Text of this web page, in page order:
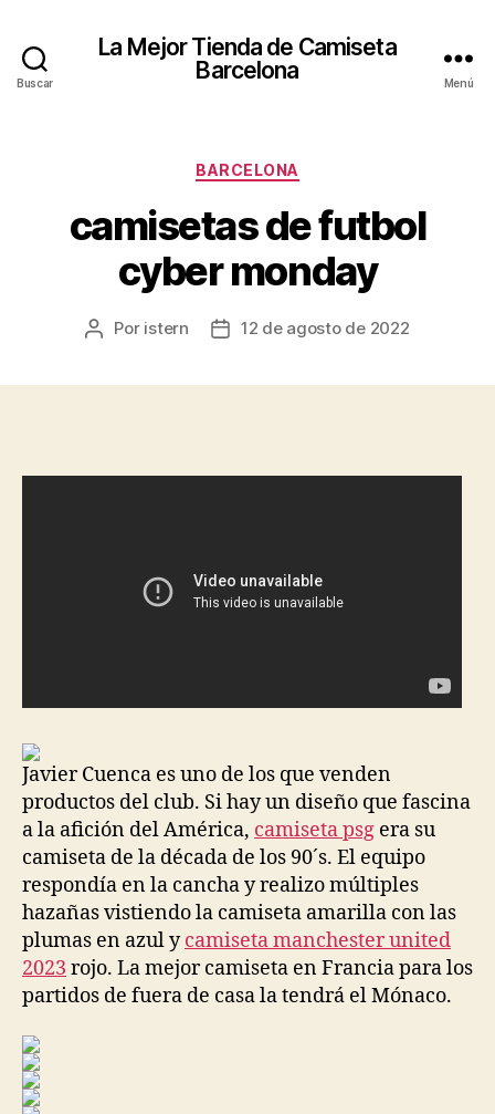
Buscar
La Mejor Tienda de Camiseta
Barcelona
Menú
Categorías
BARCELONA
camisetas de futbol
cyber monday
Autor
Por istern
Fecha12 de agosto de 2022
Javier Cuenca es uno de los que venden
productos del club. Si hay un diseño que fascina
a la afición del América, camiseta psg era su
camiseta de la década de los 90´s. El equipo
respondía en la cancha y realizo múltiples
hazañas vistiendo la camiseta amarilla con las
plumas en azul ycamiseta manchester united
2023 rojo. La mejor camiseta en Francia para los
partidos de fuera de casa la tendrá el Mónaco.